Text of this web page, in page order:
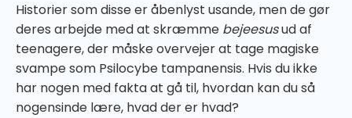
Historier som disse er åbenlyst usande, men de gør
deres arbejde med at skræmme bejeesusud af
teenagere, der måske overvejer at tage magiske
svampe som Psilocybe tampanensis. Hvis du ikke
har nogen med fakta at gå til, hvordan kan du så
nogensinde lære, hvad der er hvad?